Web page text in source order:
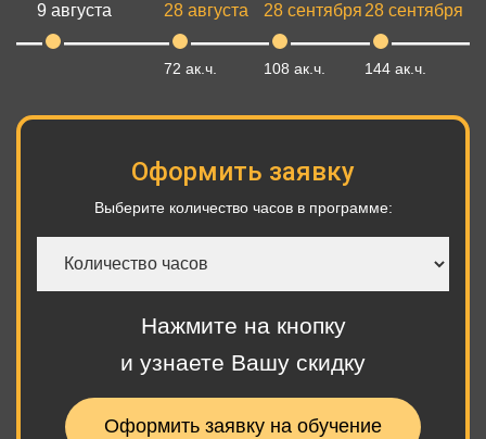
9 августа 28 августа
72 ак.ч.
28 сентября
108 ак.ч.
28 сентября
144 ак.ч.
Оформить заявку
Выберите количество часов в программе:
Нажмите на кнопку
и узнаете Вашу скидку
Оформить заявку на обучение